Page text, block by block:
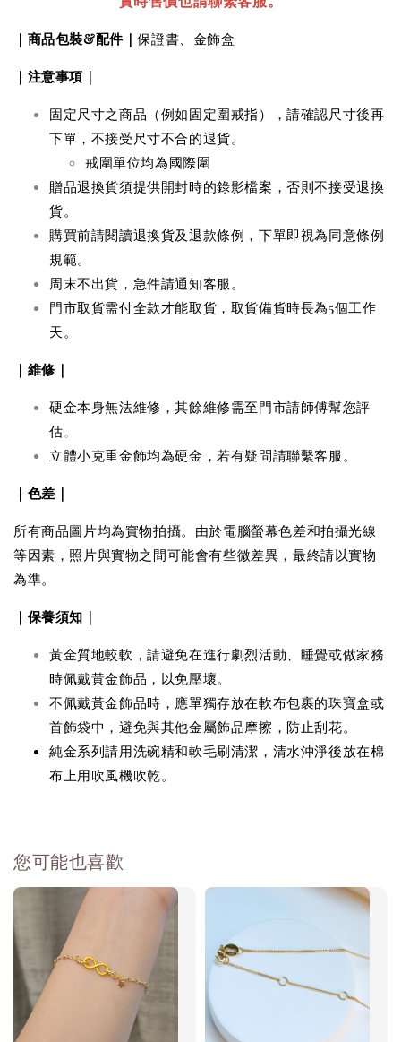
｜商品包裝&配件｜保證書、金飾盒
｜注意事項｜
固定尺寸之商品（例如固定圍戒指），請確認尺寸後再
下單，不接受尺寸不合的退貨。
戒圍單位均為國際圍
贈品退換貨須提供開封時的錄影檔案，否則不接受退換
貨。
購買前請閱讀退換貨及退款條例，下單即視為同意條例
規範。
周末不出貨，急件請通知客服。
門市取貨需付全款才能取貨，取貨備貨時長為5個工作
天。
｜維修｜
硬金本身無法維修，其餘維修需至門市請師傅幫您評
估。
立體小克重金飾均為硬金，若有疑問請聯繫客服。
｜色差｜
所有商品圖片均為實物拍攝。由於電腦螢幕色差和拍攝光線
等因素，照片與實物之間可能會有些微差異，最終請以實物
為準。
｜保養須知｜
黃金質地較軟，請避免在進行劇烈活動、睡覺或做家務
時佩戴黃金飾品，以免壓壞。
不佩戴黃金飾品時，應單獨存放在軟布包裹的珠寶盒或
首飾袋中，避免與其他金屬飾品摩擦，防止刮花。
純金系列請用洗碗精和軟毛刷清潔，清水沖淨後放在棉
布上用吹風機吹乾。
您可能也喜歡